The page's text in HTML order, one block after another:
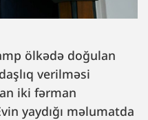
ölkədə doğulan
verilməsi
iki fərman
yaydığı məlumatda